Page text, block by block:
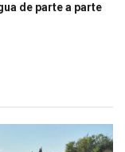
de parte a parte